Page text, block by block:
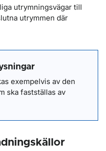
utrymningsvägar till
utrymmen där
exempelvis av den
ska fastställas av